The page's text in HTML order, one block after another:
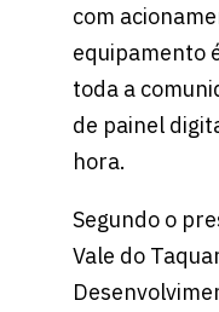
com
equipamento
toda a
de painel
hora.
Segundo o
Vale do